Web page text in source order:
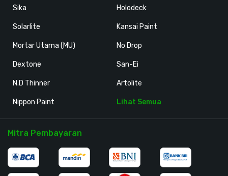
Sika
Solarlite
Mortar Utama (MU)
Dextone
N.D Thinner
Nippon Paint
Holodeck
Kansai Paint
No Drop
San-Ei
Artolite
Lihat Semua
Mitra Pembayaran